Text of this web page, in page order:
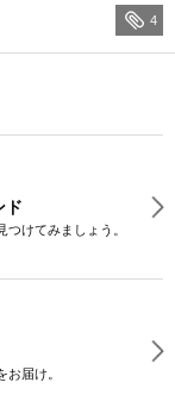
4
ド
けてみましょう。
届け。